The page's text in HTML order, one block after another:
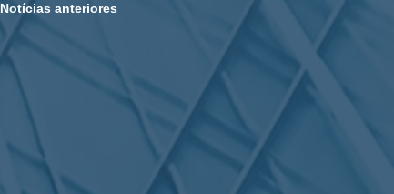
Notícias anteriores